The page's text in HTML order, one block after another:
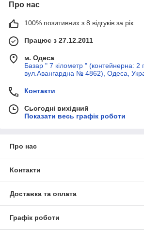
Про нас
100% позитивних з 8 відгуків за рік
Працює з 27.12.2011
м. Одеса
Базар " 7 кілометр " (контейнерна: 2
вул.Авангардна № 4862), Одеса,
Контакти
Сьогодні вихідний
Показати весь графік роботи
Про нас
Контакти
Доставка та оплата
Графік роботи